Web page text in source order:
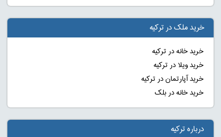
خرید ملک در ترکیه
خرید خانه در ترکیه
خرید ویلا در ترکیه
خرید آپارتمان در ترکیه
خرید خانه در بلک
درباره ترکیه